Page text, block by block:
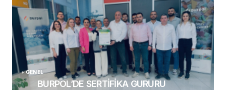
GENEL
BURPOL’DE SERTİFİKA GURURU